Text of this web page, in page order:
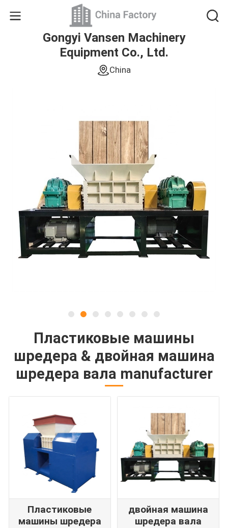
Gongyi Vansen Machinery
Equipment Co., Ltd.
China
Пластиковые машины
шредера & двойная машина
шредера вала manufacturer
Пластиковые
машины шредера
двойная машина
шредера вала